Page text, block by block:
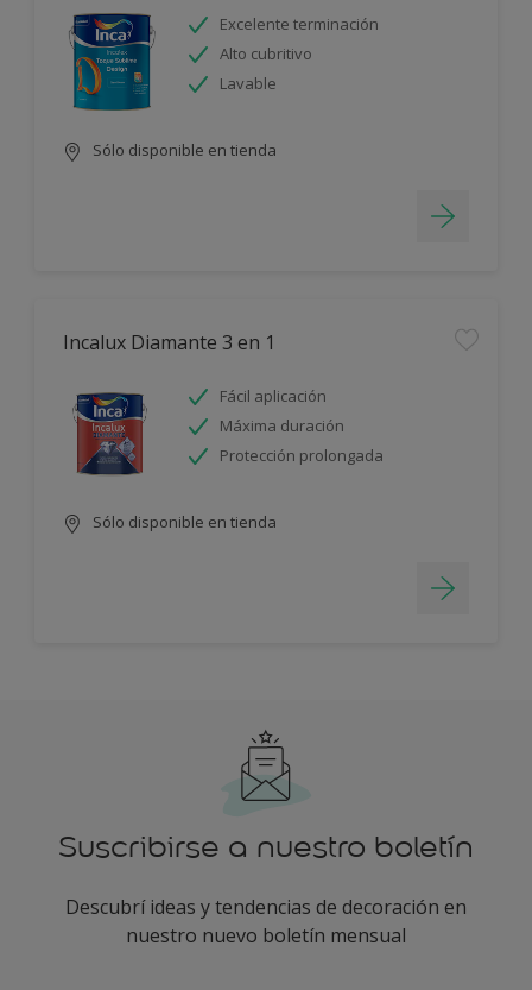
Excelente terminación
Alto cubritivo
Lavable
Sólo disponible en tienda
Incalux Diamante 3 en 1
Fácil aplicación
Máxima duración
Protección prolongada
Sólo disponible en tienda
Suscribirse a nuestro boletín
Descubrí ideas y tendencias de decoración en
nuestro nuevo boletín mensual